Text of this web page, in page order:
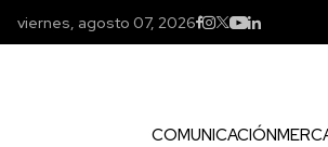
viernes, agosto 07, 2026
COMUNICACIÓN